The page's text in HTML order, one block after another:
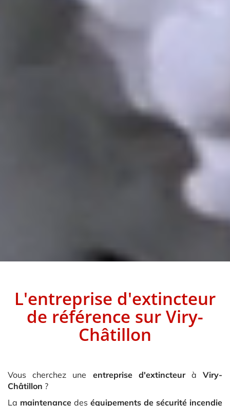
L'entreprise d'extincteur
de référence sur Viry-
Châtillon
Vous cherchez une entreprise d'extincteuràViry-
Châtillon ?
La maintenance des équipements de sécurité incendie